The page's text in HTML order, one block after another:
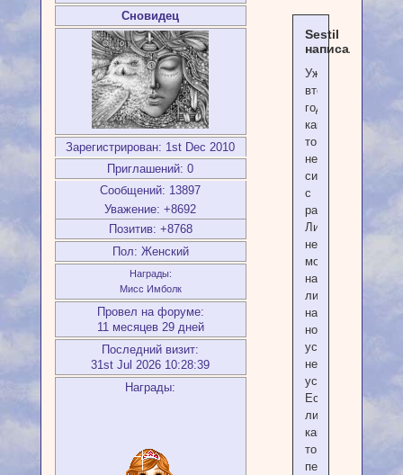
Сновидец
Зарегистрирован: 1st Dec 2010
Приглашений: 0
Сообщений: 13897
Уважение: +8692
Позитив: +8768
Пол: Женский
Награды:
Мисс Имболк
Провел на форуме:
11 месяцев 29 дней
Последний визит:
31st Jul 2026 10:28:39
Награды:
Sestil
написал(а):
Уже
второй
год
какая-
то
непонятная
ситуация
с
работой.
Либо
не
могу
найти,
либо
нахожу,
но
условия
не
устраивают.
Есть
ли
какие
то
перспективы